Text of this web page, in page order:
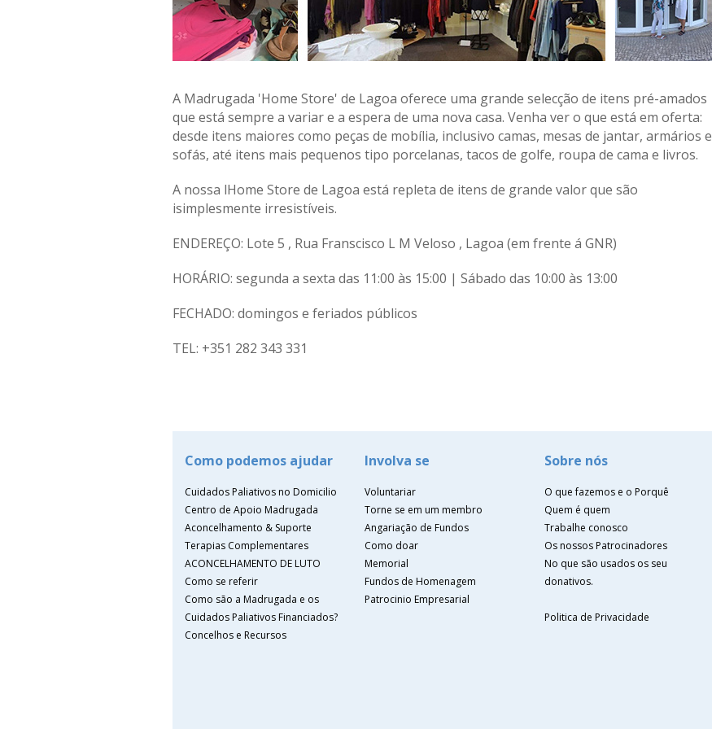
A Madrugada 'Home Store' de Lagoa oferece uma grande selecção de itens pré-amados
que está sempre a variar e a espera de uma nova casa. Venha ver o que está em oferta:
desde itens maiores como peças de mobília, inclusivo camas, mesas de jantar, armários e
sofás, até itens mais pequenos tipo porcelanas, tacos de golfe, roupa de cama e livros.
A nossa lHome Store de Lagoa está repleta de itens de grande valor que são
isimplesmente irresistíveis.
ENDEREÇO: Lote 5 , Rua Franscisco L M Veloso , Lagoa (em frente á GNR)
HORÁRIO: segunda a sexta das 11:00 às 15:00 | Sábado das 10:00 às 13:00
FECHADO: domingos e feriados públicos
TEL: +351 282 343 331
Como podemos ajudar
Cuidados Paliativos no Domicilio
Centro de Apoio Madrugada
Aconcelhamento & Suporte
Terapias Complementares
ACONCELHAMENTO DE LUTO
Como se referir
Como são a Madrugada e os
Cuidados Paliativos Financiados?
Concelhos e Recursos
Involva se
Voluntariar
Torne se em um membro
Angariação de Fundos
Como doar
Memorial
Fundos de Homenagem
Patrocinio Empresarial
Sobre nós
O que fazemos e o Porquê
Quem é quem
Trabalhe conosco
Os nossos Patrocinadores
No que são usados os seu
donativos.
Politica de Privacidade